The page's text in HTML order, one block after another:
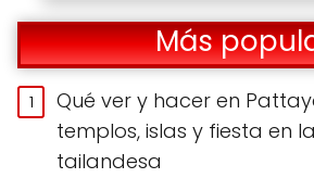
Más
Qué ver y hacer en
templos, islas y fiesta en
tailandesa